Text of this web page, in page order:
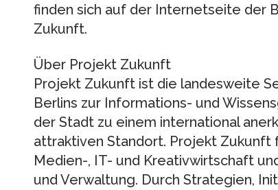
finden sich auf der Internetseite der
Zukunft.
Über Projekt Zukunft
Projekt Zukunft ist die landesweite
Berlins zur Informations- und
der Stadt zu einem international
attraktiven Standort. Projekt
Medien-, IT- und Kreativwirtschaft
und Verwaltung. Durch Strategien,